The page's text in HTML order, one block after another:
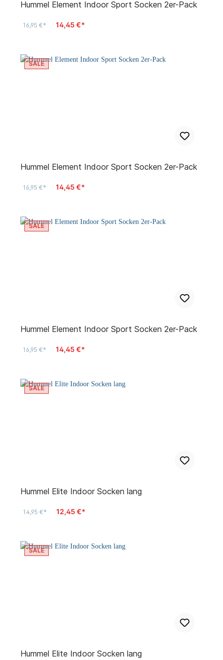
Hummel Element Indoor Sport Socken 2er-Pack
16,95 €* 14,45 €*
SALE
Hummel Element Indoor Sport Socken 2er-Pack
16,95 €* 14,45 €*
SALE
Hummel Element Indoor Sport Socken 2er-Pack
16,95 €* 14,45 €*
SALE
Hummel Elite Indoor Socken lang
14,95 €* 12,45 €*
SALE
Hummel Elite Indoor Socken lang